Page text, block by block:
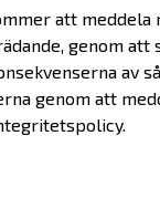
att
genom
av
genom att